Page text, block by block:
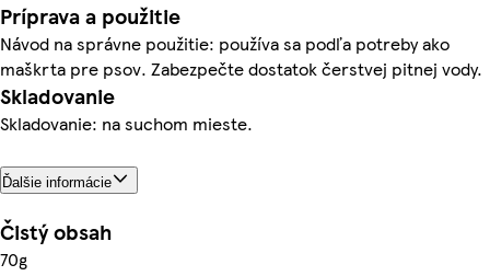
Príprava a použitie
Návod na správne použitie: používa sa podľa potreby ako
maškrta pre psov. Zabezpečte dostatok čerstvej pitnej vody.
Skladovanie
Skladovanie: na suchom mieste.
Ďalšie informácie
Čistý obsah
70g